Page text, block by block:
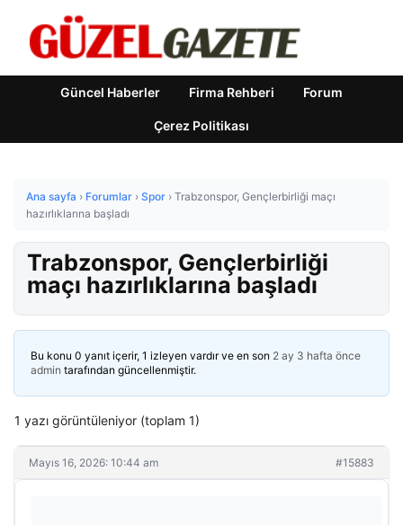
Güncel Haberler Firma Rehberi Forum
Çerez Politikası
Ana sayfa › Forumlar › Spor › Trabzonspor, Gençlerbirliği maçı
hazırlıklarına başladı
Trabzonspor, Gençlerbirliği
maçı hazırlıklarına başladı
Bu konu 0 yanıt içerir, 1 izleyen vardır ve en son 2 ay 3 hafta önce
admin tarafından güncellenmiştir.
1 yazı görüntüleniyor (toplam 1)
Mayıs 16, 2026: 10:44 am #15883